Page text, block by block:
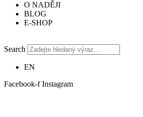
O NADĚJI
BLOG
E-SHOP
Search
EN
Facebook-f Instagram